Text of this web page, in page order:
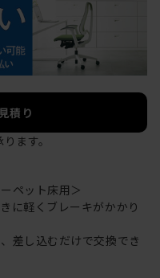
積り
ます。
ペット床用＞
に軽くブレーキがかかり
差し込むだけで交換でき